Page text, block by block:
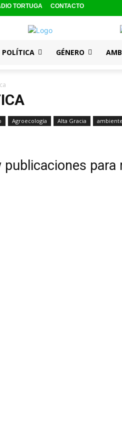
TORTUGA CONTACTO
POLÍTICA GÉNERO
Agroecología Alta Gracia ambiente
publicaciones para